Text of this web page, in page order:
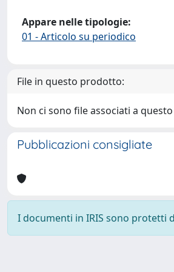
Appare nelle tipologie:
01 - Articolo su periodico
File in questo prodotto:
Non ci sono file associati a
Pubblicazioni consigliate
I documenti in IRIS sono protetti